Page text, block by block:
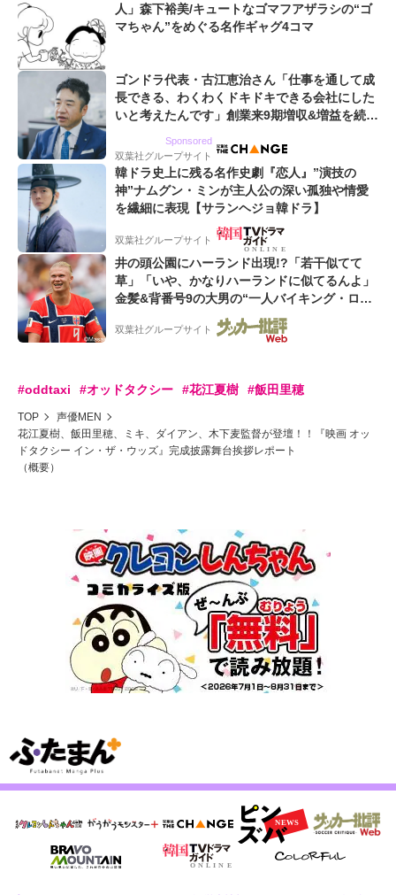
人」森下裕美/キュートなゴマフアザラシの“ゴ
マちゃん”をめぐる名作ギャグ4コマ
ゴンドラ代表・古江恵治さん「仕事を通して成
長できる、わくわくドキドキできる会社にした
いと考えたんです」創業来9期増収&増益を続け
Sponsored
双葉社グループサイト
韓ドラ史上に残る名作史劇『恋人』”演技の
神”ナムグン・ミンが主人公の深い孤独や情愛
を繊細に表現【サランヘジョ韓ドラ】
双葉社グループサイト
井の頭公園にハーランド出現!?「若干似てて
草」「いや、かなりハーランドに似てるんよ」
金髪&背番号9の大男の“一人バイキング・ロ
ー”映像が話題!「元気をもらった」
双葉社グループサイト
#oddtaxi #オッドタクシー #花江夏樹 #飯田里穂
TOP
声優MEN
花江夏樹、飯田里穂、ミキ、ダイアン、木下麦監督が登壇！！『映画 オッ
ドタクシー イン・ザ・ウッズ』完成披露舞台挨拶レポート
（概要）